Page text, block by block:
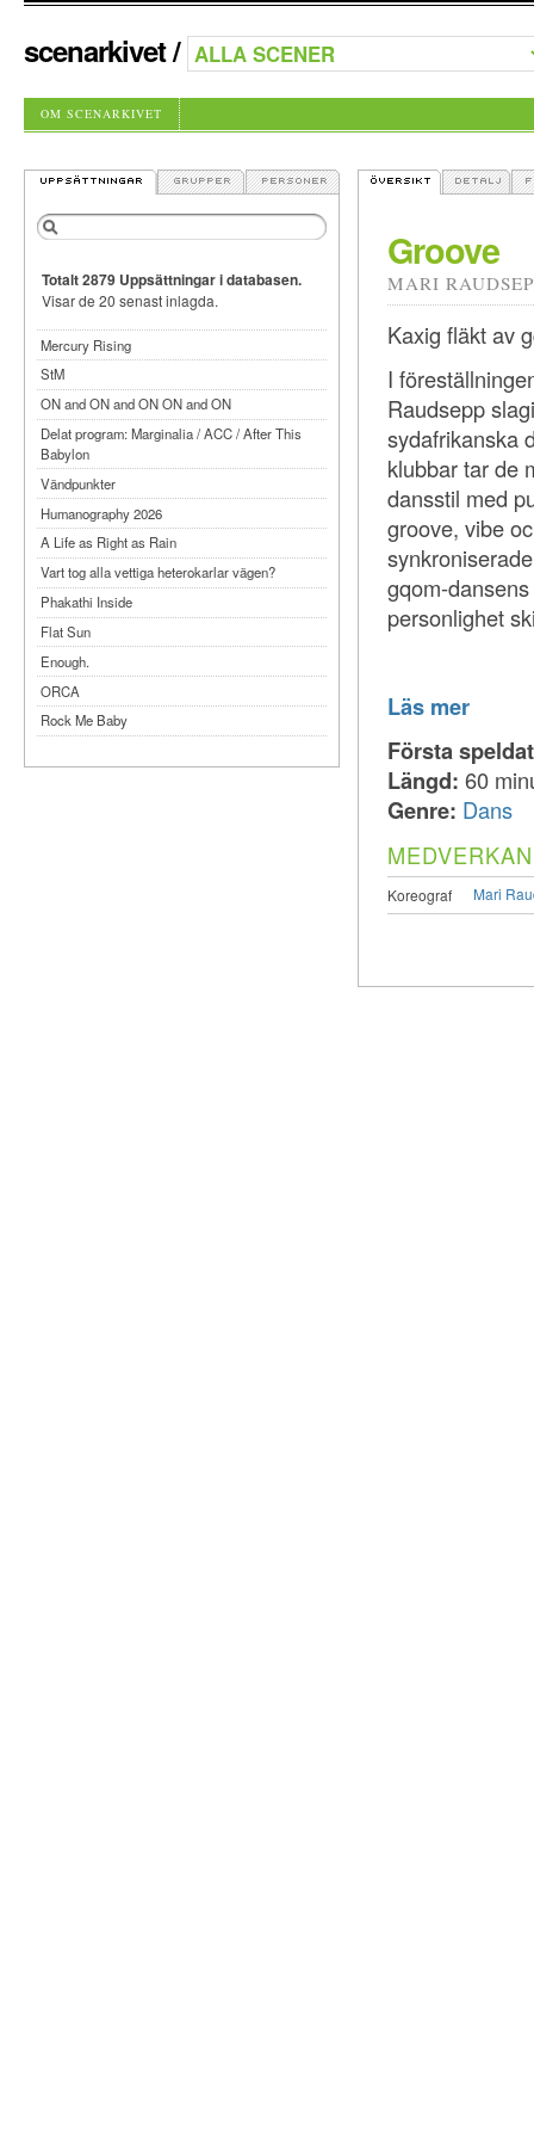
scenarkivet/
OM SCENARKIVET
Groove
MARI
Kaxig fläkt av
I
Raudsepp
sydafrikanska
klubbar tar de
dansstil med
groove, vibe
gqom-
personlighet
Läs mer
Första
Längd: 60
Genre: Dans
Koreograf Mari
Totalt 2879 Uppsättningar i databasen.
Visar de 20 senast inlagda.
Mercury Rising
StM
ON and ON and ON ON and ON
Delat program: Marginalia / ACC / After This
Babylon
Vändpunkter
Humanography 2026
A Life as Right as Rain
Vart tog alla vettiga heterokarlar vägen?
Phakathi Inside
Flat Sun
Enough.
ORCA
Rock Me Baby